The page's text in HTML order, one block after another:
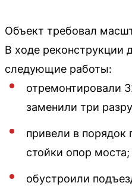
Объект требовал
В ходе реконструкции
следующие работы:
отремонтировали
заменили три
привели в порядок
стойки опор моста;
обустроили